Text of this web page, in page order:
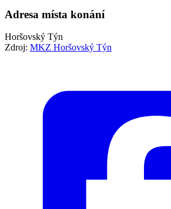
Adresa místa konání
Horšovský Týn
Zdroj: MKZ Horšovský Týn